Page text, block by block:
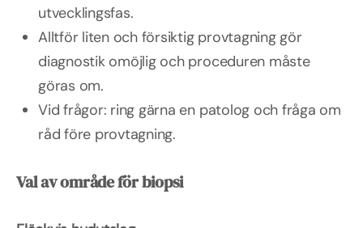
utvecklingsfas.
Alltför liten och försiktig provtagning gör
diagnostik omöjlig och proceduren måste
göras om.
Vid frågor: ring gärna en patolog och fråga om
råd före provtagning.
Val av område för biopsi